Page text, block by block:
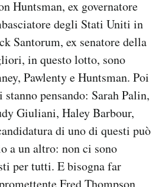
Huntsman, ex governatore
degli Stati Uniti in
Santorum, ex senatore della
in questo lotto, sono
Pawlenty e Huntsman. Poi
pensando: Sarah Palin,
Giuliani, Haley Barbour,
di uno di questi può
a un altro: non ci sono
per tutti. E bisogna far
Fred Thompson